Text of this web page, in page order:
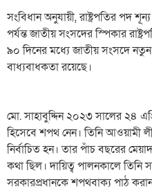
সংবিধান অনুযায়ী, রাষ্ট্রপতির পদ
পর্যন্ত জাতীয় সংসদের স্পিকার
৯০ দিনের মধ্যে জাতীয় সংসদে নতুন
বাধ্যবাধকতা রয়েছে।
মো. সাহাবুদ্দিন ২০২৩ সালের ২৪
হিসেবে শপথ নেন। তিনি আওয়ামী
নির্বাচিত হন। তার পাঁচ বছরের
কথা ছিল। দায়িত্ব পালনকালে তিনি
সরকারপ্রধানকে শপথবাক্য পাঠ